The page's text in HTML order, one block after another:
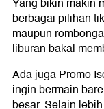
Yang bikin makin
berbagai pilihan
maupun
liburan bakal
Ada juga Promo
ingin bermain
besar. Selain